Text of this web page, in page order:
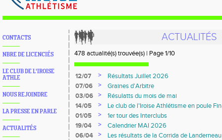
CONTACTS
NBRE DE LICENCIÉS
LE CLUB DE L'IROISE
ATHLE
NOUS REJOINDRE
LA PRESSE EN PARLE
ACTUALITÉS
ACTUALITÉS
478 actualité(s) trouvée(s) | Page 1/10
12/07 >
Résultats Juillet 2026
07/06
>
Graines d'Arbitre
03/06
>
Résulatts du mois de mai
14/05
>
Le club de l'Iroise Athlétisme en poule
01/05
>
1er tour des Interclubs
19/04
>
Calendrier MAI 2026
06/04
>
Les résultats de la Corrida de Landerneau